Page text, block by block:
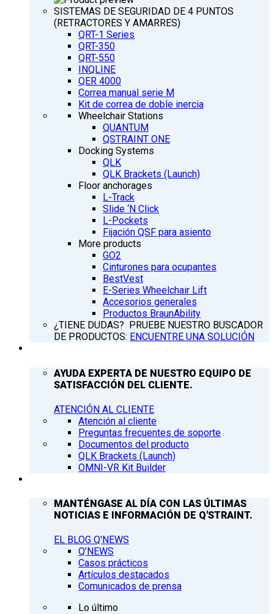
SISTEMAS DE SEGURIDAD DE 4 PUNTOS
(RETRACTORES Y AMARRES)
QRT-1 Series
QRT-350
QRT-550
INQLINE
QER 4000
Correa manual serie M
Kit de correa de doble inercia
Wheelchair Stations
QUANTUM
QSTRAINT ONE
Docking Systems
QLK
QLK Brackets (Launch)
Floor anchorages
L-Track
Slide ‘N Click
L-Pockets
Fijación QSF para asiento
More products
GO2
Cinturones para ocupantes
BestVest
E-Series Wheelchair Lift
Accesorios generales
Productos BraunAbility
¿TIENE DUDAS? PRUEBE NUESTRO BUSCADOR
DE PRODUCTOS: ENCUENTRE UNA SOLUCIÓN
AYUDA EXPERTA DE NUESTRO EQUIPO DE
SATISFACCIÓN DEL CLIENTE.
ATENCIÓN AL CLIENTE
Atención al cliente
Preguntas frecuentes de soporte
Documentos del producto
QLK Brackets (Launch)
OMNI-VR Kit Builder
MANTÉNGASE AL DÍA CON LAS ÚLTIMAS
NOTICIAS E INFORMACIÓN DE Q'STRAINT.
EL BLOG Q'NEWS
Q’NEWS
Casos prácticos
Artículos destacados
Comunicados de prensa
Lo último